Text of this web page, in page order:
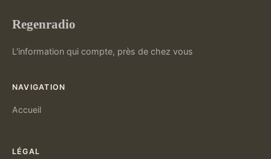
Regenradio
L'information qui compte, près de chez vous
NAVIGATION
Accueil
LÉGAL